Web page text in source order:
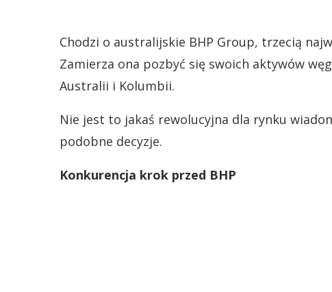
Chodzi o australijskie BHP Group, trzecią
Zamierza ona pozbyć się swoich aktywów
Australii i Kolumbii.
Nie jest to jakaś rewolucyjna dla rynku
podobne decyzje.
Konkurencja krok przed BHP